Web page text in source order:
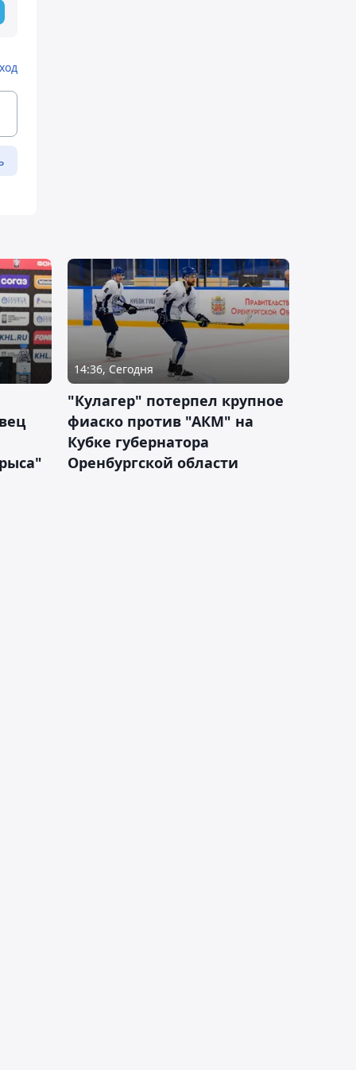
14:36, Сегодня
"Кулагер" потерпел крупное
фиаско против "АКМ" на
Кубке губернатора
Оренбургской области